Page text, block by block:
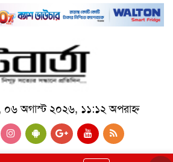
০৬ অগাস্ট ২০২৬, ১১:১২ অপরাহ্ন